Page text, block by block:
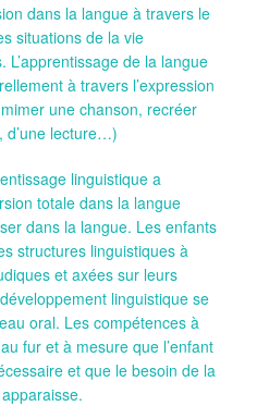
dans la langue à travers le
situations de la vie
L’apprentissage de la langue
à travers l’expression
une chanson, recréer
d’une lecture…)
linguistique a
totale dans la langue
dans la langue. Les enfants
structures linguistiques à
et axées sur leurs
linguistique se
oral. Les compétences à
fur et à mesure que l’enfant
et que le besoin de la